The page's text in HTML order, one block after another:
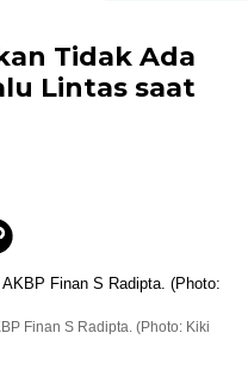
Tidak Ada
Lintas saat
Finan S Radipta. (Photo: Kiki